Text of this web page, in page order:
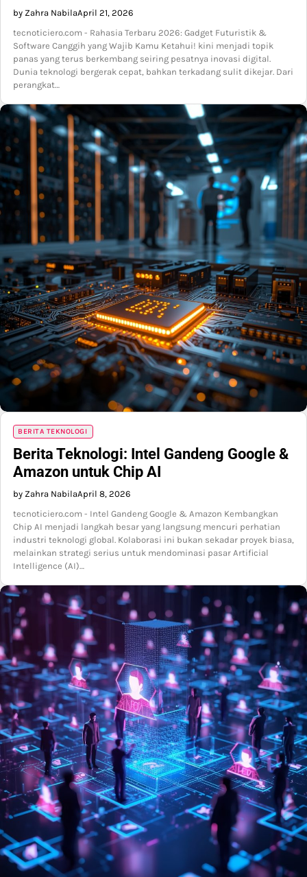
by Zahra NabilaApril 21, 2026
tecnoticiero.com - Rahasia Terbaru 2026: Gadget Futuristik &
Software Canggih yang Wajib Kamu Ketahui! kini menjadi topik
panas yang terus berkembang seiring pesatnya inovasi digital.
Dunia teknologi bergerak cepat, bahkan terkadang sulit dikejar. Dari
perangkat…
BERITA TEKNOLOGI
Berita Teknologi: Intel Gandeng Google &
Amazon untuk Chip AI
by Zahra NabilaApril 8, 2026
tecnoticiero.com - Intel Gandeng Google & Amazon Kembangkan
Chip AI menjadi langkah besar yang langsung mencuri perhatian
industri teknologi global. Kolaborasi ini bukan sekadar proyek biasa,
melainkan strategi serius untuk mendominasi pasar Artificial
Intelligence (AI)…